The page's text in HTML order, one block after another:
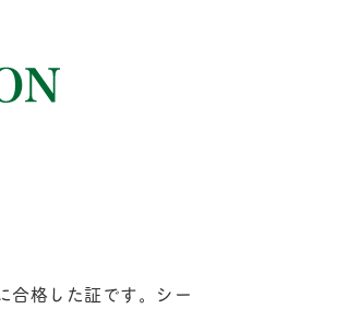
合格した証です。シー